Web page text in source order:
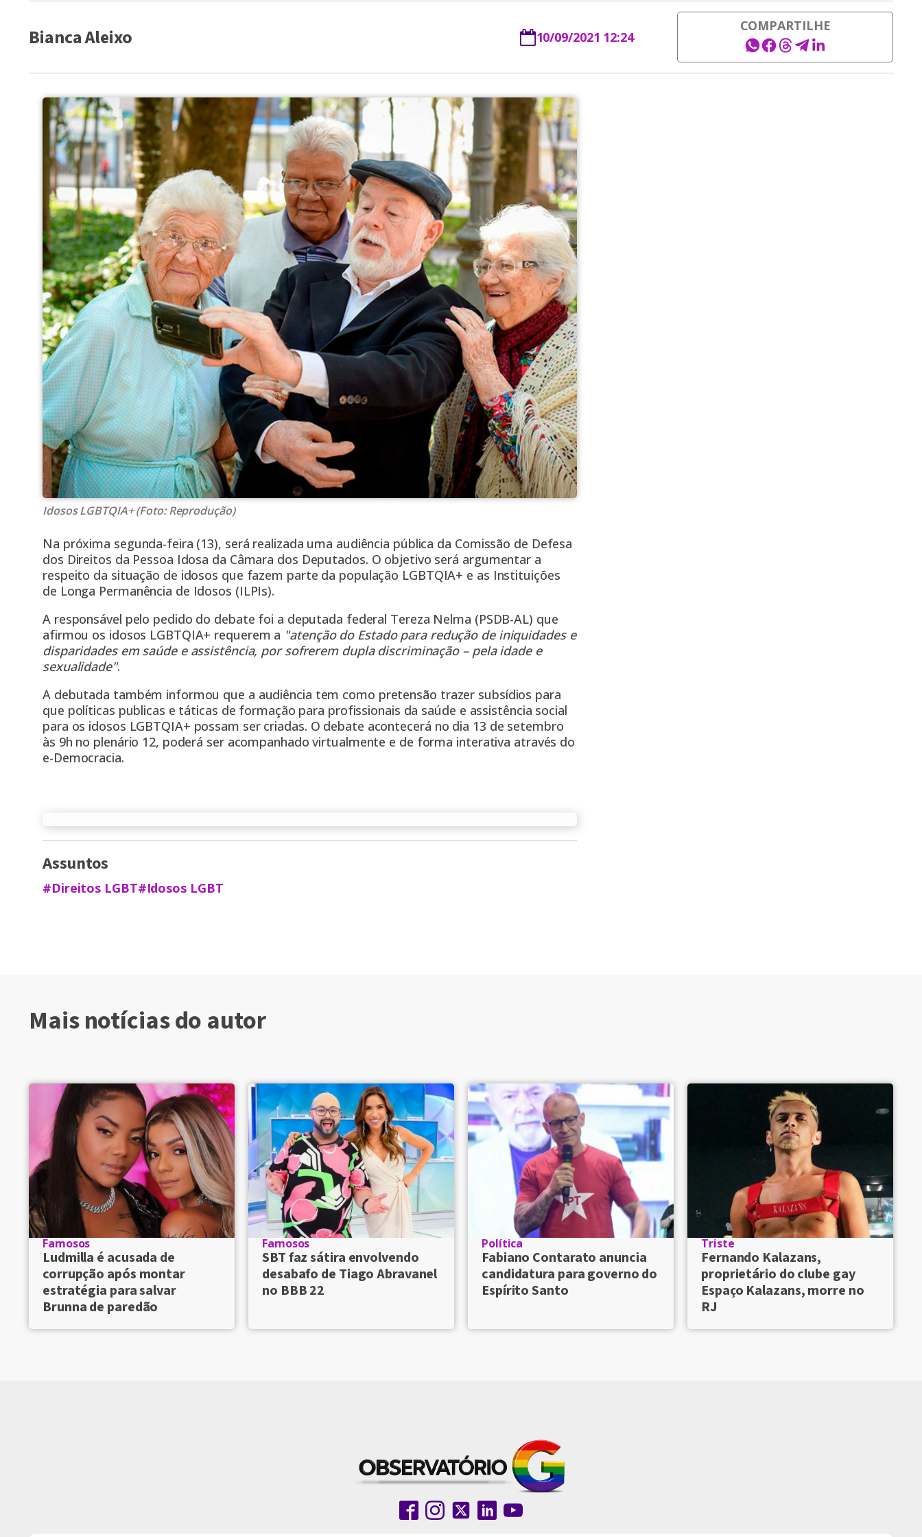
Bianca Aleixo 10/09/2021 12:24
COMPARTILHE
Idosos LGBTQIA+ (Foto: Reprodução)
Na próxima segunda-feira (13), será realizada uma audiência pública da Comissão de Defesa
dos Direitos da Pessoa Idosa da Câmara dos Deputados. O objetivo será argumentar a
respeito da situação de idosos que fazem parte da população LGBTQIA+ e as Instituições
de Longa Permanência de Idosos (ILPIs).
A responsável pelo pedido do debate foi a deputada federal Tereza Nelma (PSDB-AL) que
afirmou os idosos LGBTQIA+ requerem a "atenção do Estado para redução de iniquidades e
disparidades em saúde e assistência, por sofrerem dupla discriminação – pela idade e
sexualidade".
A debutada também informou que a audiência tem como pretensão trazer subsídios para
que políticas publicas e táticas de formação para profissionais da saúde e assistência social
para os idosos LGBTQIA+ possam ser criadas. O debate acontecerá no dia 13 de setembro
às 9h no plenário 12, poderá ser acompanhado virtualmente e de forma interativa através do
e-Democracia.
Assuntos
#Direitos LGBT#Idosos LGBT
Mais notícias do autor
Famosos
Ludmilla é acusada de
corrupção após montar
estratégia para salvar
Brunna de paredão
Famosos
SBT faz sátira envolvendo
desabafo de Tiago Abravanel
no BBB 22
Política
Fabiano Contarato anuncia
candidatura para governo do
Espírito Santo
Triste
Fernando Kalazans,
proprietário do clube gay
Espaço Kalazans, morre no
RJ